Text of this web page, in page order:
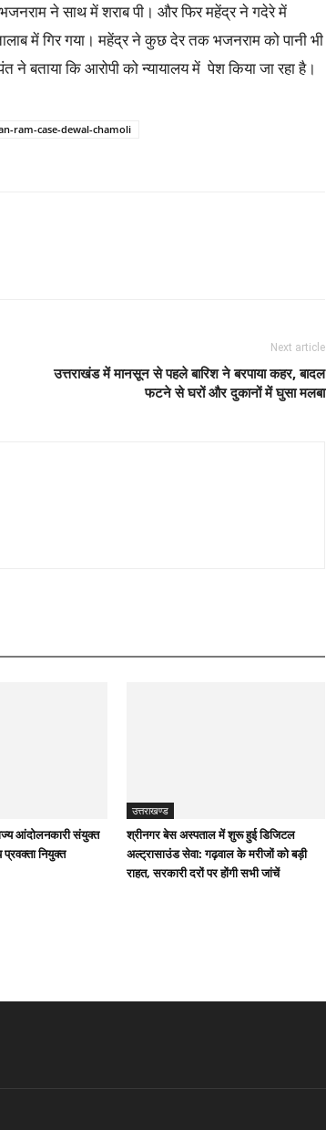
ने साथ में शराब पी। और फिर महेंद्र ने गदेरे में
में गिर गया। महेंद्र ने कुछ देर तक भजनराम को पानी भी
ने बताया कि आरोपी को न्यायालय में पेश किया जा रहा है।
ram-case-dewal-chamoli
Next article
उत्तराखंड में मानसून से पहले बारिश ने बरपाया कहर, बादल
फटने से घरों और दुकानों में घुसा मलबा
आंदोलनकारी संयुक्त
नियुक्त
उत्तराखण्ड
श्रीनगर बेस अस्पताल में शुरू हुई डिजिटल
अल्ट्रासाउंड सेवा: गढ़वाल के मरीजों को बड़ी
राहत, सरकारी दरों पर होंगी सभी जांचें